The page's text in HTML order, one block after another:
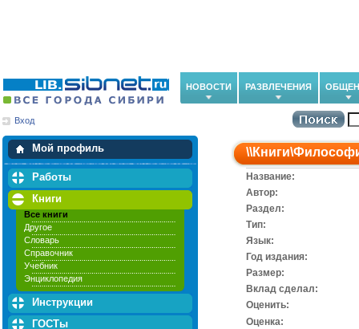
НОВОСТИ РАЗВЛЕЧЕНИЯ
Вход
Мой профиль
Мои закладки
Работы
Книги
Все книги
Другое
Словарь
Справочник
Учебник
Энциклопедия
Инструкции
ГОСТы
\\Книги\
Название:
Автор:
Раздел:
Тип:
Язык:
Год издания:
Размер:
Вклад сделал:
Оценить:
Оценка: